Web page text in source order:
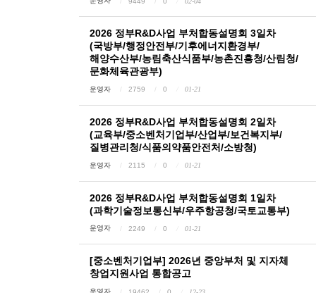
2026 정부R&D사업 부처합동설명회 3일차
(국방부/행정안전부/기후에너지환경부/
해양수산부/농림축산식품부/농촌진흥청/산림청/
문화체육관광부)
운영자 2759 0 01-21
2026 정부R&D사업 부처합동설명회 2일차
(교육부/중소벤처기업부/산업부/보건복지부/
질병관리청/식품의약품안전처/소방청)
운영자 2115 0 01-21
2026 정부R&D사업 부처합동설명회 1일차
(과학기술정보통신부/우주항공청/국토교통부)
운영자 2249 0 01-21
[중소벤처기업부] 2026년 중앙부처 및 지자체
창업지원사업 통합공고